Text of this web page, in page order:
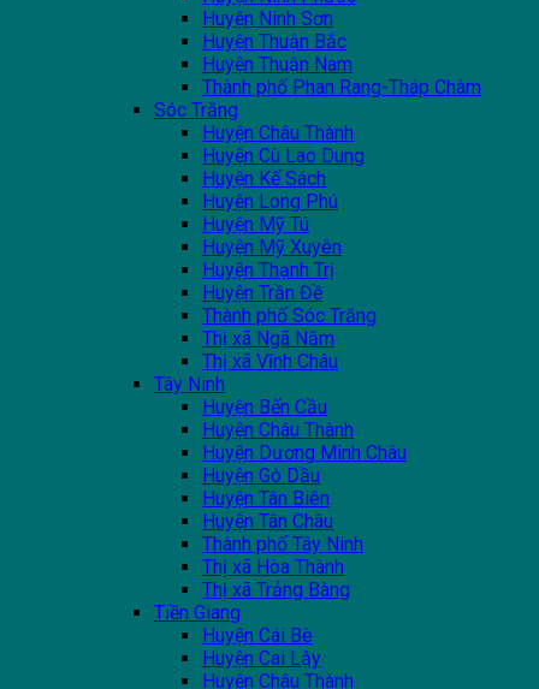
Huyện Ninh Sơn
Huyện Thuận Bắc
Huyện Thuận Nam
Thành phố Phan Rang-Tháp Chàm
Sóc Trăng
Huyện Châu Thành
Huyện Cù Lao Dung
Huyện Kế Sách
Huyện Long Phú
Huyện Mỹ Tú
Huyện Mỹ Xuyên
Huyện Thạnh Trị
Huyện Trần Đề
Thành phố Sóc Trăng
Thị xã Ngã Năm
Thị xã Vĩnh Châu
Tây Ninh
Huyện Bến Cầu
Huyện Châu Thành
Huyện Dương Minh Châu
Huyện Gò Dầu
Huyện Tân Biên
Huyện Tân Châu
Thành phố Tây Ninh
Thị xã Hòa Thành
Thị xã Trảng Bàng
Tiền Giang
Huyện Cái Bè
Huyện Cai Lậy
Huyện Châu Thành